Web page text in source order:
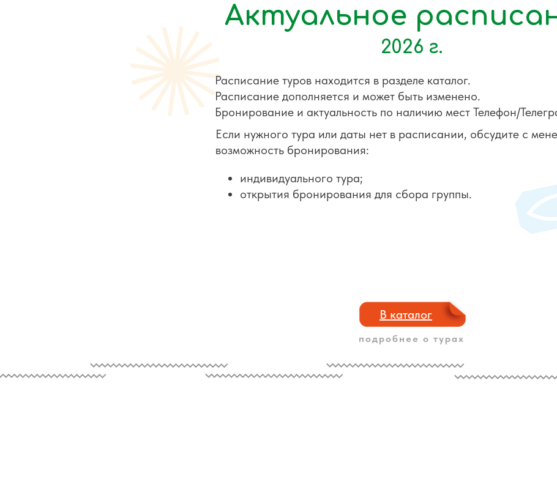
Актуальное
2026 г.
Расписание туров находится в разделе каталог.
Расписание дополняется и может быть изменено.
Бронирование и актуальность по наличию мест Телефон/
Если нужного тура или даты нет в расписании, обсудите с
возможность бронирования:
индивидуального тура;
открытия бронирования для сбора группы.
В каталог
подробнее о турах